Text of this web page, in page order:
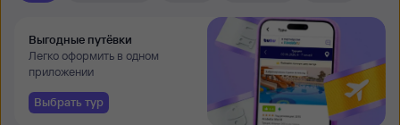
Выгодные путёвки
Легко оформить в одном
приложении
Выбрать тур